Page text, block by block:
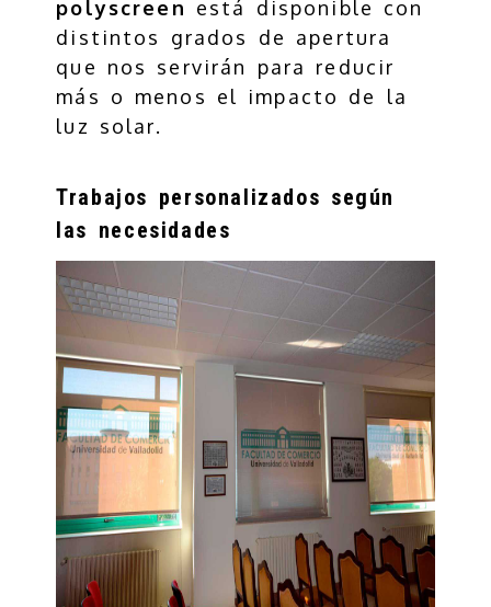
polyscreen está disponible con
distintos grados de apertura
que nos servirán para reducir
más o menos el impacto de la
luz solar.
Trabajos personalizados según
las necesidades